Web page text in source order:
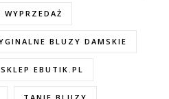
BLUZY DAMSKIE
SKLEP EBUTIK.PL